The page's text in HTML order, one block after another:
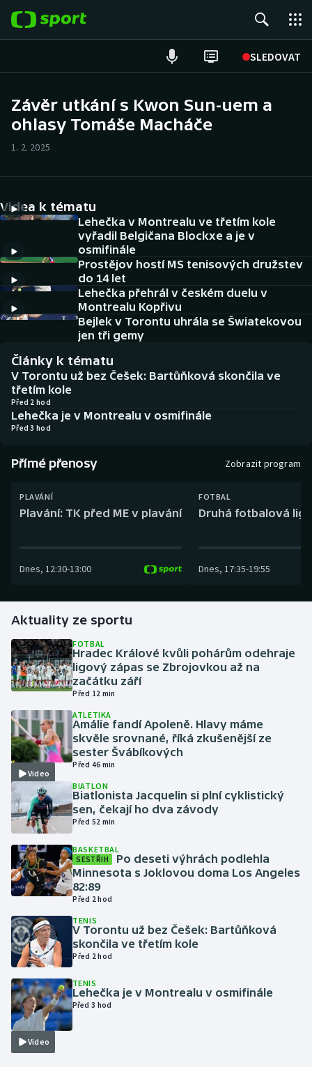
SLEDOVAT
Hokej
Cyklistika
DALŠÍ SPORTY
Americký fotbal
Baseball a softbal
Basketbal
Biatlon
Boby a skeleton
Box
Curling
Golf
Gymnastika
Házená
Jezdectví
Judo
Krasobruslení
Lezení
Lyže a snowboard
Moderní pětiboj
Motorsport
Olympijské hry
Parasport
Plavání
NEPŘEHLÉDNĚTE
Soutěže
Historické návraty
Aplikace ČT sport
AZ kvíz
Závěr utkání s Kwon Sun-uem a
ohlasy Tomáše Macháče
1. 2. 2025
Videa k tématu
Lehečka v Montrealu ve třetím kole
vyřadil Belgičana Blockxe a je v
osmifinále
Prostějov hostí MS tenisových družstev
do 14 let
Lehečka přehrál v českém duelu v
Montrealu Kopřivu
Bejlek v Torontu uhrála se Šwiatekovou
jen tři gemy
Články k tématu
V Torontu už bez Češek: Bartůňková skončila ve
třetím kole
Před 2 hod
Lehečka je v Montrealu v osmifinále
Před 3 hod
Přímé přenosy Zobrazit program
PLAVÁNÍ
Plavání: TK před ME v plavání
Dnes, 12:30-13:00
FOTBAL
Druhá fotbalová
Dnes, 17:35-19:55
Aktuality ze sportu
FOTBAL
Hradec Králové kvůli pohárům odehraje
ligový zápas se Zbrojovkou až na
začátku září
Před 12 min
Video
ATLETIKA
Amálie fandí Apoleně. Hlavy máme
skvěle srovnané, říká zkušenější ze
sester Švábíkových
Před 46 min
BIATLON
Biatlonista Jacquelin si plní cyklistický
sen, čekají ho dva závody
Před 52 min
BASKETBAL
SESTŘIH
Po deseti výhrách podlehla
Minnesota s Joklovou doma Los Angeles
82:89
Před 2 hod
TENIS
V Torontu už bez Češek: Bartůňková
skončila ve třetím kole
Před 2 hod
Video
TENIS
Lehečka je v Montrealu v osmifinále
Před 3 hod